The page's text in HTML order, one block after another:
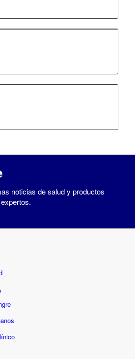
noticias de salud y productos